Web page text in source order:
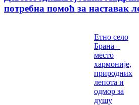
потребна помоћ за наставак
Етно село
Брана –
место
хармоније,
природних
лепота и
одмор за
душу